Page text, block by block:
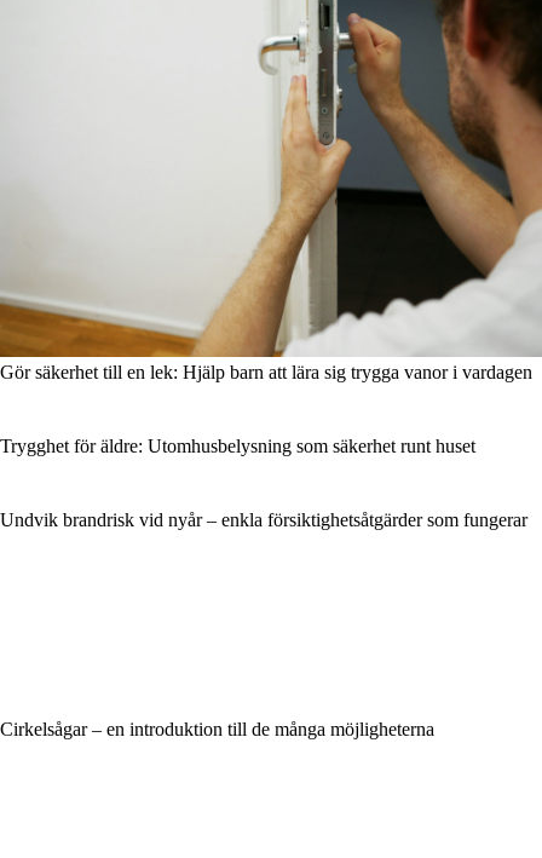
Gör säkerhet till en lek: Hjälp barn att lära sig trygga vanor i vardagen
Trygghet för äldre: Utomhusbelysning som säkerhet runt huset
Undvik brandrisk vid nyår – enkla försiktighetsåtgärder som fungerar
Cirkelsågar – en introduktion till de många möjligheterna